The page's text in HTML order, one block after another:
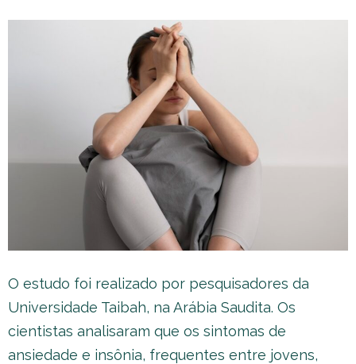
O estudo foi realizado por pesquisadores da
Universidade Taibah, na Arábia Saudita. Os
cientistas analisaram que os sintomas de
ansiedade e insônia, frequentes entre jovens,